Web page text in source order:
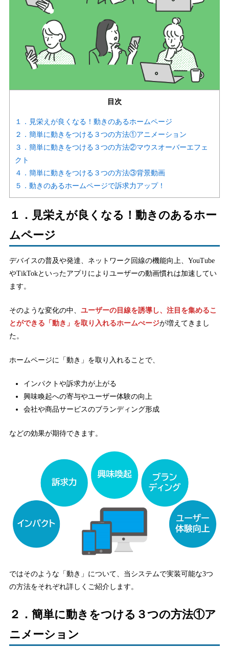
目次
１．見栄えが良くなる！動きのあるホームページ
２．簡単に動きをつける３つの方法①アニメーション
３．簡単に動きをつける３つの方法②マウスオーバーエフェ
クト
４．簡単に動きをつける３つの方法③背景動画
５．動きのあるホームページで訴求力アップ！
１．見栄えが良くなる！動きのあるホー
ムページ
デバイスの普及や発達、ネットワーク回線の機能向上、YouTube
やTikTokといったアプリによりユーザーの動画慣れは加速してい
ます。
そのような変化の中、 ユーザーの目線を誘導し、注目を集めるこ
とができる「動き」を取り入れるホームぺージが増えてきまし
た。
ホームページに「動き」を取り入れることで、
インパクトや訴求力が上がる
興味喚起への寄与やユーザー体験の向上
会社や商品サービスのブランディング形成
などの効果が期待できます。
ではそのような「動き」について、当システムで実装可能な3つ
の方法をそれぞれ詳しくご紹介します。
２．簡単に動きをつける３つの方法①ア
ニメーション